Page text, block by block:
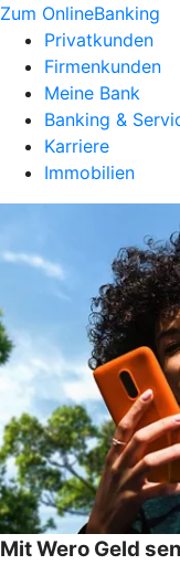
Zum OnlineBanking
Privatkunden
Firmenkunden
Meine Bank
Banking &
Karriere
Immobilien
Mit Wero Geld